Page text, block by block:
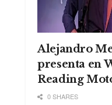
Alejandro
presenta en
Reading
0 SHARES